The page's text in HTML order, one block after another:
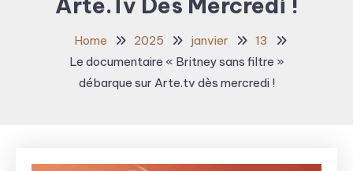
Home 2025 janvier
13
Le documentaire « Britney sans filtre »
débarque sur Arte.tv dès mercredi !